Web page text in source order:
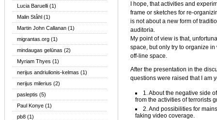
Lucia Baruelli (1)
Malin Ståhl (1)
Martin John Callanan (1)
migrantas.org (1)
mindaugas gelūnas (2)
Myriam Thyes (1)
nerijus andriulionis-kelmas (1)
nerijus milerius (2)
pasleptis (5)
Paul Konye (1)
pb8 (1)
I hope, that activities and
frame or sketches for re-
is not about a new form of
auditoria.
My point of view is that,
space, but only try to organize
off-line space.
After the presentation in the
questions were raised that I am
1. About the negative side
from the activities of terrorists
2. And possibilities for
faking video coverage.